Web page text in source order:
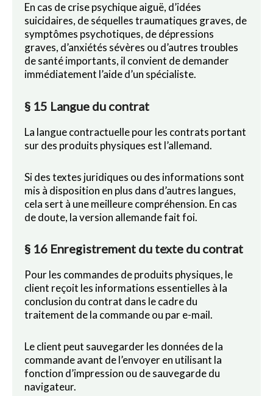
En cas de crise psychique aiguë, d’idées
suicidaires, de séquelles traumatiques graves, de
symptômes psychotiques, de dépressions
graves, d’anxiétés sévères ou d’autres troubles
de santé importants, il convient de demander
immédiatement l’aide d’un spécialiste.
§ 15 Langue du contrat
La langue contractuelle pour les contrats portant
sur des produits physiques est l’allemand.
Si des textes juridiques ou des informations sont
mis à disposition en plus dans d’autres langues,
cela sert à une meilleure compréhension. En cas
de doute, la version allemande fait foi.
§ 16 Enregistrement du texte du contrat
Pour les commandes de produits physiques, le
client reçoit les informations essentielles à la
conclusion du contrat dans le cadre du
traitement de la commande ou par e-mail.
Le client peut sauvegarder les données de la
commande avant de l’envoyer en utilisant la
fonction d’impression ou de sauvegarde du
navigateur.